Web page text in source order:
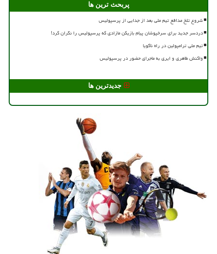
پربحث ترین ها
شروع تلخ مدافع تیم ملی بعد از جدایی از پرسپولیس
دردسر جدید برای سرخپوشان پیام بازیکن مازادی که پرسپولیس را نگران کرد!
تیم ملی ترامپولین در راه ناگویا
واکنش طاهری و ایری به ماجرای حضور در پرسپولیس
جدیدترین ها